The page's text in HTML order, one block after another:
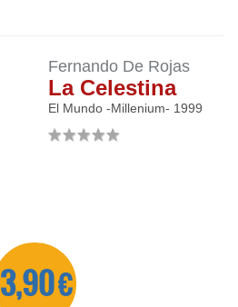
Fernando De Rojas
La Celestina
El Mundo -Millenium- 1999
3,90 €